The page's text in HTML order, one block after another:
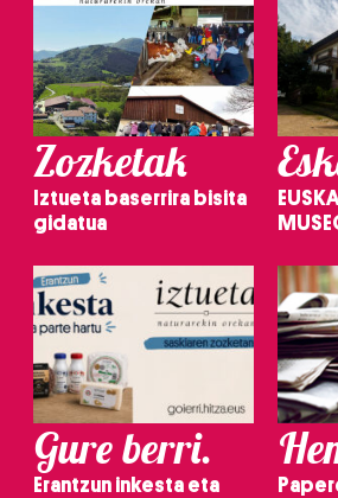
Zozketak
Iztueta baserrira bisita
gidatua
Gure berri.
Erantzun inkesta eta